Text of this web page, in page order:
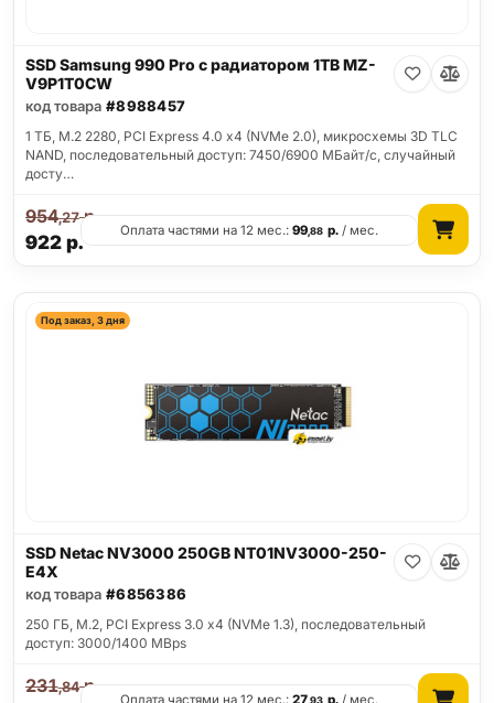
SSD Samsung 990 Pro с радиатором 1TB MZ-
V9P1T0CW
код товара #8988457
1 ТБ, M.2 2280, PCI Express 4.0 x4 (NVMe 2.0), микросхемы 3D TLC
NAND, последовательный доступ: 7450/6900 МБайт/с, случайный
досту…
922р.
954,27р.
Оплата частями на 12 мес.:99,88 р./ мес.
Под заказ, 3 дня
SSD Netac NV3000 250GB NT01NV3000-250-
E4X
код товара #6856386
250 ГБ, M.2, PCI Express 3.0 x4 (NVMe 1.3), последовательный
доступ: 3000/1400 MBps
231,84р.